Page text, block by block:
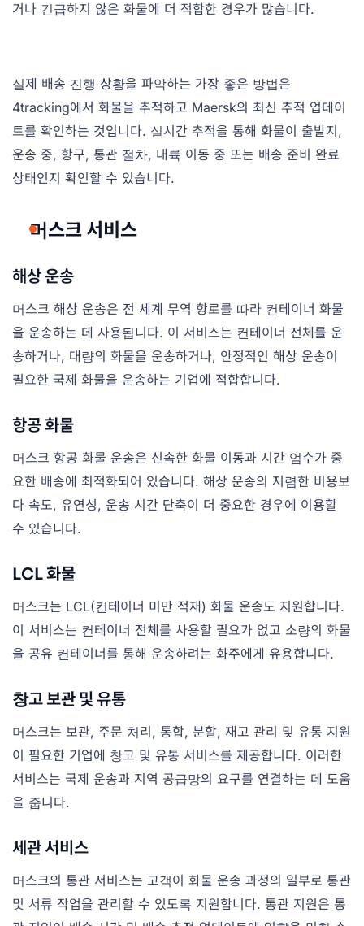
거나 긴급하지 않은 화물에 더 적합한 경우가 많습니다.
실제 배송 진행 상황을 파악하는 가장 좋은 방법은
4tracking에서 화물을 추적하고 Maersk의 최신 추적 업데이
트를 확인하는 것입니다. 실시간 추적을 통해 화물이 출발지,
운송 중, 항구, 통관 절차, 내륙 이동 중 또는 배송 준비 완료
상태인지 확인할 수 있습니다.
머스크 서비스
해상 운송
머스크 해상 운송은 전 세계 무역 항로를 따라 컨테이너 화물
을 운송하는 데 사용됩니다. 이 서비스는 컨테이너 전체를 운
송하거나, 대량의 화물을 운송하거나, 안정적인 해상 운송이
필요한 국제 화물을 운송하는 기업에 적합합니다.
항공 화물
머스크 항공 화물 운송은 신속한 화물 이동과 시간 엄수가 중
요한 배송에 최적화되어 있습니다. 해상 운송의 저렴한 비용보
다 속도, 유연성, 운송 시간 단축이 더 중요한 경우에 이용할
수 있습니다.
LCL 화물
머스크는 LCL(컨테이너 미만 적재) 화물 운송도 지원합니다.
이 서비스는 컨테이너 전체를 사용할 필요가 없고 소량의 화물
을 공유 컨테이너를 통해 운송하려는 화주에게 유용합니다.
창고 보관 및 유통
머스크는 보관, 주문 처리, 통합, 분할, 재고 관리 및 유통 지원
이 필요한 기업에 창고 및 유통 서비스를 제공합니다. 이러한
서비스는 국제 운송과 지역 공급망의 요구를 연결하는 데 도움
을 줍니다.
세관 서비스
머스크의 통관 서비스는 고객이 화물 운송 과정의 일부로 통관
및 서류 작업을 관리할 수 있도록 지원합니다. 통관 지원은 통